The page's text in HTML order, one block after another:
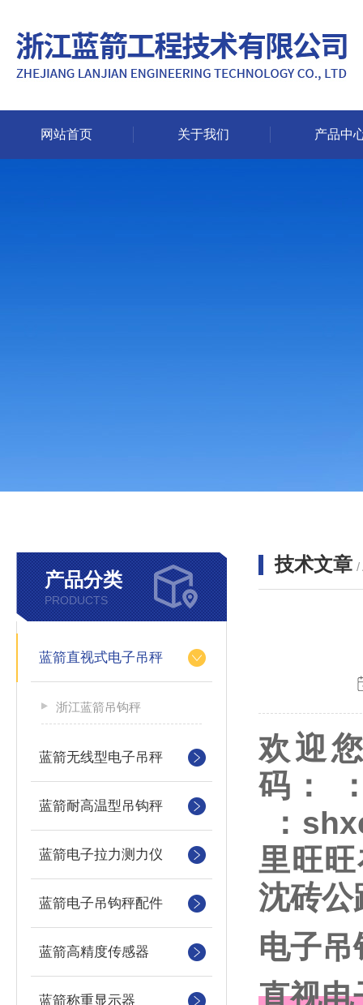
网站首页 关于我们 产品中
产品分类
PRODUCTS
蓝箭直视式电子吊秤
浙江蓝箭吊钩秤
蓝箭无线型电子吊秤
蓝箭耐高温型吊钩秤
蓝箭电子拉力测力仪
蓝箭电子吊钩秤配件
蓝箭高精度传感器
蓝箭称重显示器
技术文章 /
欢迎
码：
：
里旺
沈砖公
电子
直视电